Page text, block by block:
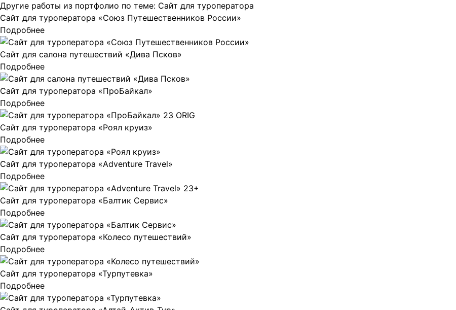
Другие работы из портфолио по теме: Сайт для туроператора
Сайт для туроператора «Союз Путешественников России»
Подробнее
Сайт для салона путешествий «Дива Псков»
Подробнее
Сайт для туроператора «ПроБайкал»
Подробнее
Сайт для туроператора «Роял круиз»
Подробнее
Сайт для туроператора «Adventure Travel»
Подробнее
Сайт для туроператора «Балтик Сервис»
Подробнее
Сайт для туроператора «Колесо путешествий»
Подробнее
Сайт для туроператора «Турпутевка»
Подробнее